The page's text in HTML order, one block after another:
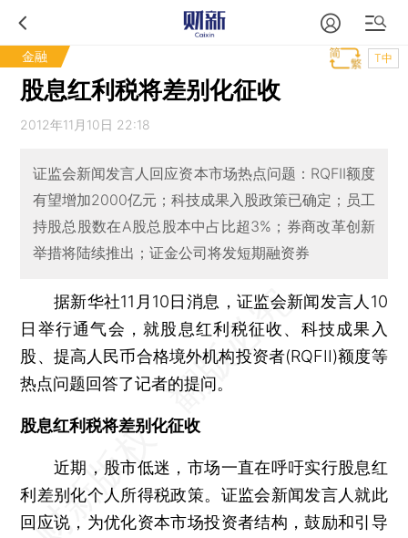
金融 T中
股息红利税将差别化征收
2012年11月10日 22:18
证监会新闻发言人回应资本市场热点问题：RQFII额度
有望增加2000亿元；科技成果入股政策已确定；员工
持股总股数在A股总股本中占比超3%；券商改革创新
举措将陆续推出；证金公司将发短期融资券
据新华社11月10日消息，证监会新闻发言人10
日举行通气会，就股息红利税征收、科技成果入
股、提高人民币合格境外机构投资者(RQFII)额度等
热点问题回答了记者的提问。
股息红利税将差别化征收
近期，股市低迷，市场一直在呼吁实行股息红
利差别化个人所得税政策。证监会新闻发言人就此
回应说，为优化资本市场投资者结构，鼓励和引导